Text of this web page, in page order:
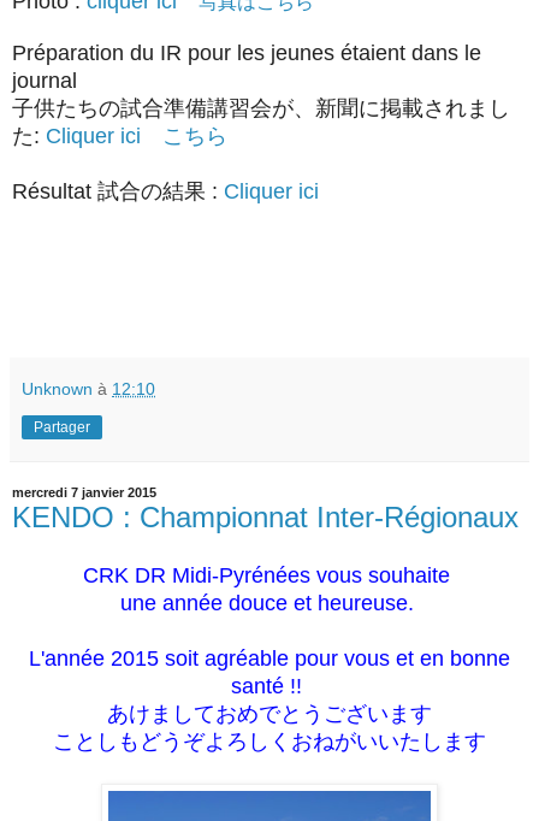
Préparation du IR pour les jeunes étaient dans le
journal
子供たちの試合準備講習会が、新聞に掲載されまし
た: Cliquer ici こちら
Résultat 試合の結果 : Cliquer ici
Unknown à 12:10
Partager
mercredi 7 janvier 2015
KENDO : Championnat Inter-Régionaux
CRK DR Midi-Pyrénées vous souhaite
une année douce et heureuse.
L'année 2015 soit agréable pour vous et en bonne
santé !!
あけましておめでとうございます
ことしもどうぞよろしくおねがいいたします